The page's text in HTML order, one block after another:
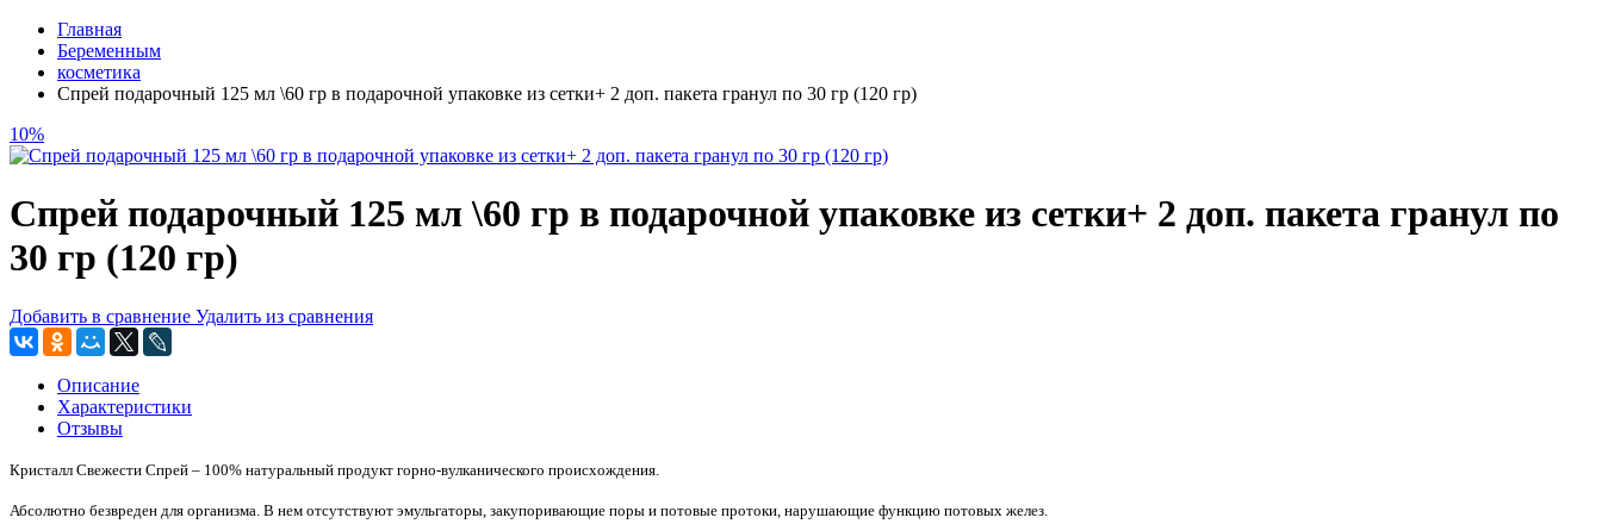
Главная
Беременным
косметика
Спрей подарочный 125 мл \60 гр в подарочной упаковке из сетки+ 2 доп. пакета гранул по 30 гр (120 гр)
10%
Спрей подарочный 125 мл \60 гр в подарочной упаковке из сетки+ 2 доп. пакета гранул по
30 гр (120 гр)
Добавить в сравнение Удалить из сравнения
Описание
Характеристики
Отзывы
Кристалл Свежести Спрей – 100% натуральный продукт горно-вулканического происхождения.
Абсолютно безвреден для организма. В нем отсутствуют эмульгаторы, закупоривающие поры и потовые протоки, нарушающие функцию потовых желез.